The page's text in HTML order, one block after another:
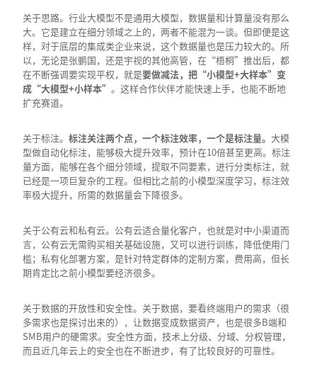
关于思路。行业大模型不是通用大模型，数据量和计算量没有那么
大。它是建立在细分领域之上的，两者不能混为一谈。但即便是这
样，对于底层的集成类企业来说，这个数据量也是压力较大的。所
以，无论是张鹏国，还是宇视的其他高管，在“梧桐”推出后，都
在不断强调要实现平权，就是要做减法，把“小模型+大样本”变
成“大模型+小样本”。这样合作伙伴才能快速上手，也能不断地
扩充赛道。
关于标注。标注关注两个点，一个标注效率，一个是标注量。大模
型做自动化标注，能够极大提升效率，预计在10倍甚至更高。标注
量方面，能够在各个细分领域，提取不同要素，进行分类标注，就
已经是一项巨复杂的工程。但相比之前的小模型深度学习，标注效
率极大提升，所需的数据量会下降很多。
关于公有云和私有云。公有云适合量化客户，也就是对中小渠道而
言，公有云无需购买相关基础设施，又可以进行训练，降低使用门
槛；私有化部署方案，是针对特定群体的定制方案，费用高，但长
期肯定比之前小模型要经济很多。
关于数据的开放性和安全性。关于数据，要看终端用户的需求（很
多需求也是探讨出来的），让数据变成数据资产，也是很多B端和
SMB用户的硬需求。安全性方面，技术上分级、分域、分权管理，
而且近几年云上的安全也在不断进步，有了比较良好的可靠性。